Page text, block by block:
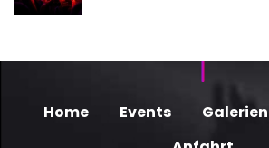
Home Events Galerien